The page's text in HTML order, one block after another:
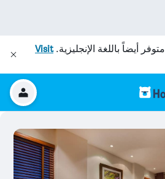
متوفر أيضاً باللغة الإنجليزية.Visit